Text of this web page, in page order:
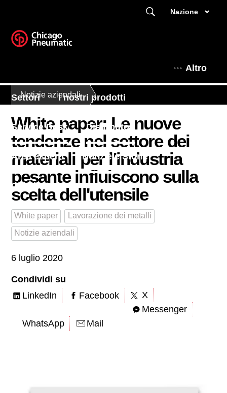
Nazione
Altro
Settori I nostri prodotti
Service Desk Distributori
Area esperti Notizie e Storie
Chi siamo
Notizie aziendali
White paper: Le nuove
tendenze nel settore dei
materiali per l'industria
pesante influiscono sulla
scelta dell'utensile
White paper
Lavorazione dei metalli
Notizie aziendali
6 luglio 2020
Condividi su
LinkedIn
Facebook
X
Messenger
WhatsApp
Mail